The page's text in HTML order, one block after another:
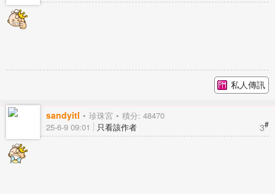
私人傳訊
sandyitl 珍珠宮 積分: 48470
3#
25-6-9 09:01 只看該作者